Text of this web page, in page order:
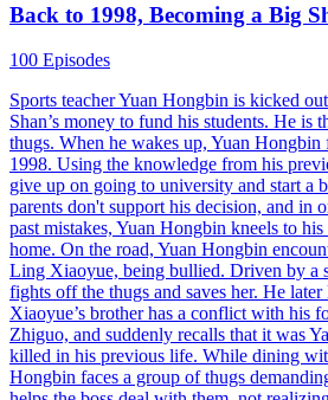
Back to 1998, Becoming a Big
100 Episodes
Sports teacher Yuan Hongbin is kicked
Shan’s money to fund his students. He is
thugs. When he wakes up, Yuan
1998. Using the knowledge from his
give up on going to university and start a
parents don't support his decision, and in
past mistakes, Yuan Hongbin kneels to
home. On the road, Yuan Hongbin
Ling Xiaoyue, being bullied. Driven by a
fights off the thugs and saves her. He
Xiaoyue’s brother has a conflict with his
Zhiguo, and suddenly recalls that it was
killed in his previous life. While dining
Hongbin faces a group of thugs